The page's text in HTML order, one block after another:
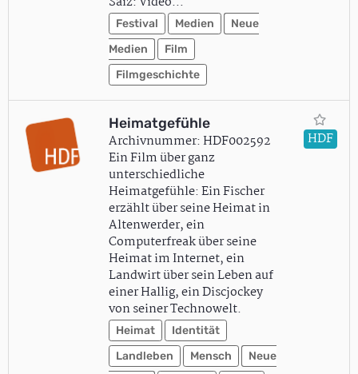
Festival Medien
Neue
Medien
Film
Filmgeschichte
Heimatgefühle
Archivnummer: HDF002592
Ein Film über ganz
unterschiedliche
Heimatgefühle: Ein Fischer
erzählt über seine Heimat in
Altenwerder, ein
Computerfreak über seine
Heimat im Internet, ein
Landwirt über sein Leben auf
einer Hallig, ein Discjockey
von seiner Technowelt.
Heimat
Identität
Landleben
Mensch
Neue
HDF